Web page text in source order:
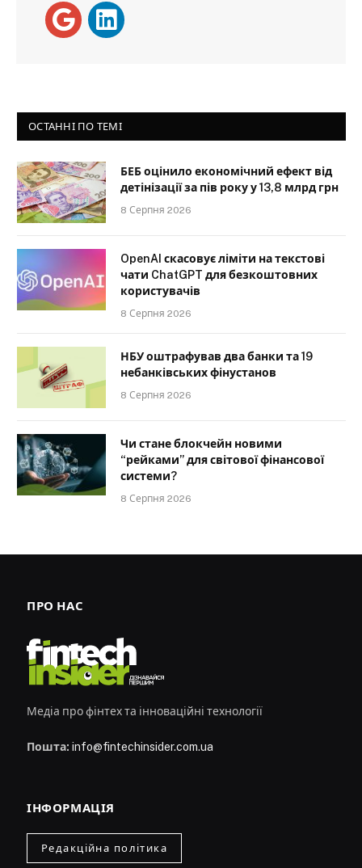
ОСТАННІ ПО ТЕМІ
БЕБ оцінило економічний ефект від
детінізації за пів року у 13,8 млрд грн
8 Серпня 2026
OpenAI скасовує ліміти на текстові
чати ChatGPT для безкоштовних
користувачів
8 Серпня 2026
НБУ оштрафував два банки та 19
небанківських фінустанов
8 Серпня 2026
Чи стане блокчейн новими
“рейками” для світової фінансової
системи?
8 Серпня 2026
ПРО НАС
Медіа про фінтех та інноваційні технології
Пошта: info@fintechinsider.com.ua
ІНФОРМАЦІЯ
Редакційна політика